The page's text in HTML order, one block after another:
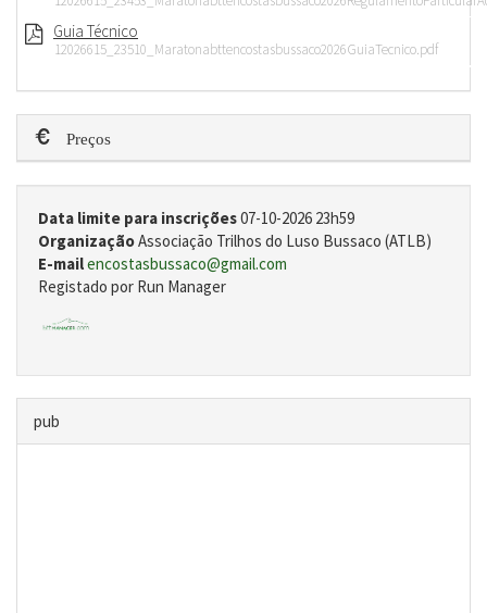
Guia Técnico
12026615_23510_Maratonabttencostasbussaco2026GuiaTecnico.pdf
Preços
Data limite para inscrições07-10-2026 23h59
OrganizaçãoAssociação Trilhos do Luso Bussaco (ATLB)
E-mailencostasbussaco@gmail.com
Registado por Run Manager
pub